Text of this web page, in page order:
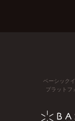
ベーシック
プラットフ